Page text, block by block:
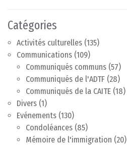
Catégories
Activités culturelles (135)
Communications (109)
Communiqués communs (57)
Communiqués de l'ADTF (28)
Communiqués de la CAITE (18)
Divers (1)
Evénements (130)
Condoléances (85)
Mémoire de l'immigration (20)